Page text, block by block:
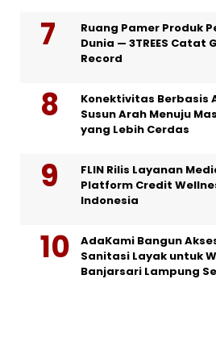
Ruang Pamer Produk
Dunia — 3TREES Catat
Record
Konektivitas Berbasis
Susun Arah Menuju
yang Lebih Cerdas
FLIN Rilis Layanan
Platform Credit
Indonesia
AdaKami Bangun
Sanitasi Layak untuk
Banjarsari Lampung